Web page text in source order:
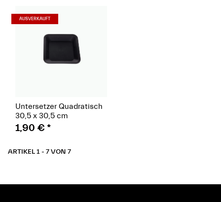
AUSVERKAUFT
Untersetzer Quadratisch
30,5 x 30,5 cm
1,90 € *
ARTIKEL 1 - 7 VON 7